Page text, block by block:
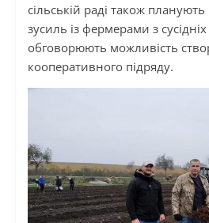
сільській раді також
зусиль із фермерами з
обговорюють можливість
кооперативного підряду.